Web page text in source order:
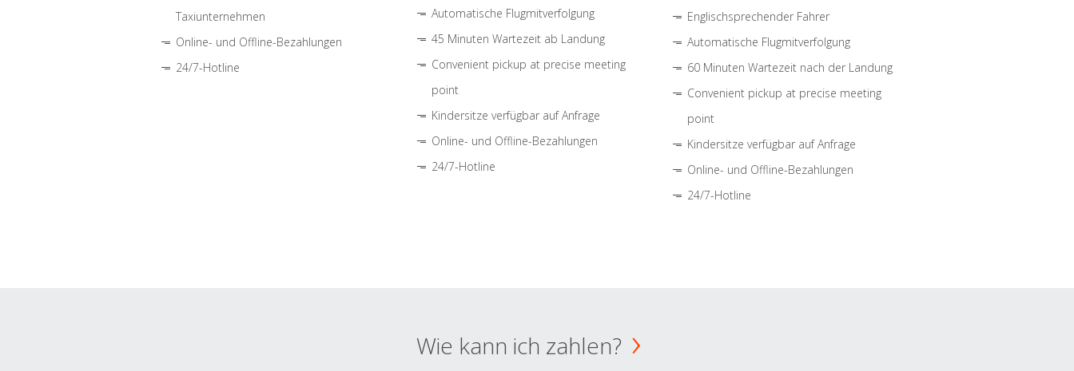
Taxiunternehmen
Online- und Offline-Bezahlungen
24/7-Hotline
Automatische Flugmitverfolgung
45 Minuten Wartezeit ab Landung
Convenient pickup at precise meeting
point
Kindersitze verfügbar auf Anfrage
Online- und Offline-Bezahlungen
24/7-Hotline
Englischsprechender Fahrer
Automatische Flugmitverfolgung
60 Minuten Wartezeit nach der Landung
Convenient pickup at precise meeting
point
Kindersitze verfügbar auf Anfrage
Online- und Offline-Bezahlungen
24/7-Hotline
Wie kann ich zahlen?